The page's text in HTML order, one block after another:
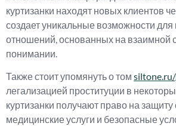
куртизанки находят новых клиентов
создает уникальные возможности для
отношений, основанных на взаимной
понимании.
Также стоит упомянуть о том
легализацией проституции в
куртизанки получают право на защиту
медицинские услуги и безопасные